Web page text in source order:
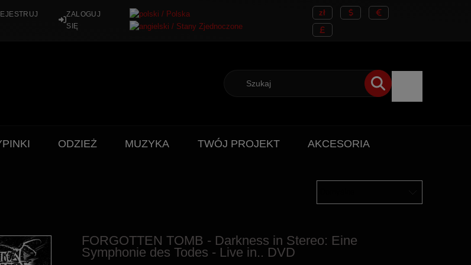
ZALOGUJ
SIĘ
ODZIEŻ MUZYKA TWÓJ PROJEKT AKCESORIA
FORGOTTEN TOMB - Darkness in Stereo: Eine
Symphonie des Todes - Live in.. DVD